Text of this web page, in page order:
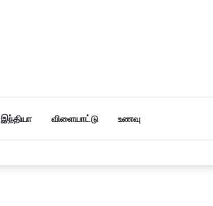
இந்தியா விளையாட்டு உணவு